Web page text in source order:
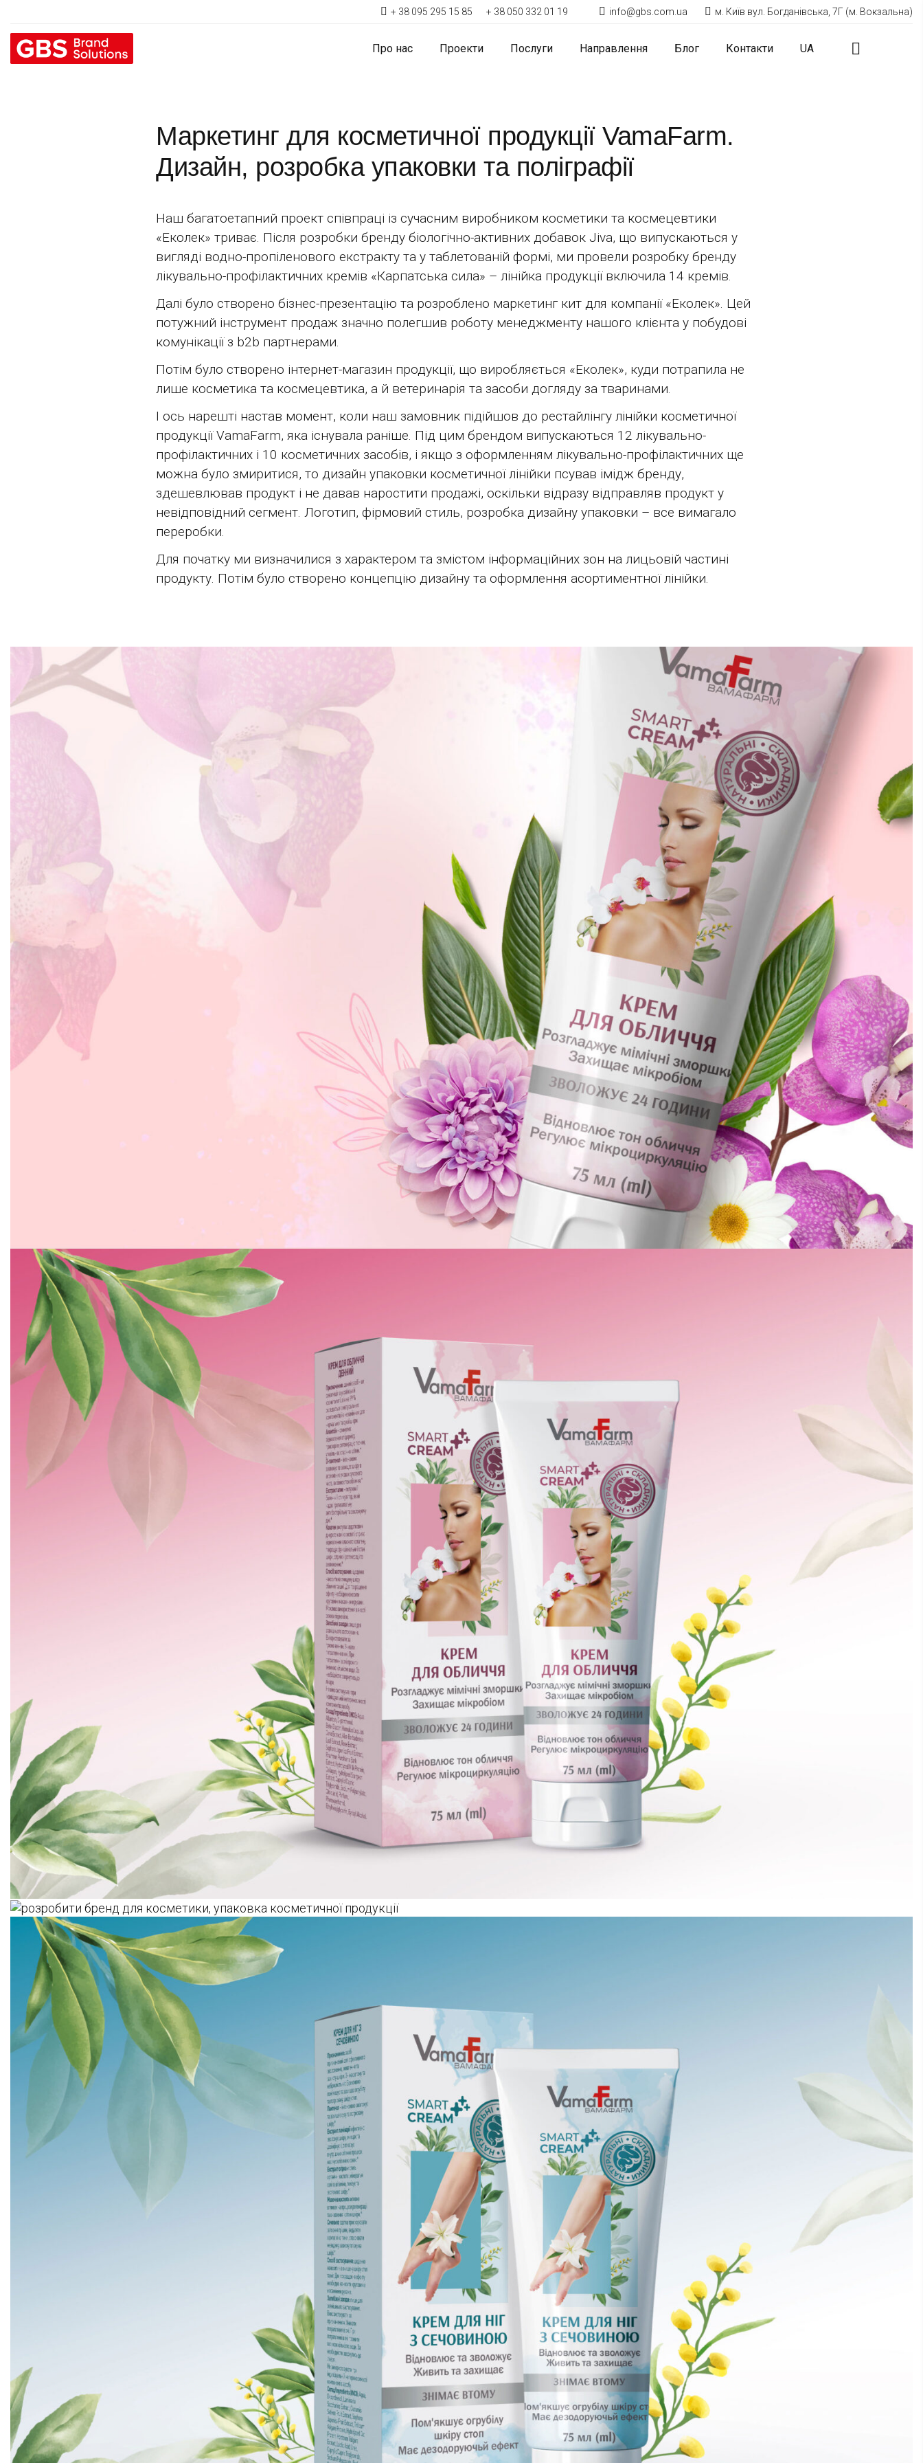
+ 38 095 295 15 85 + 38 050 332 01 19 info@gbs.com.ua м. Київ вул. Богданівська, 7Г (м. Вокзальна)
Про нас Проекти Послуги Направлення Блог Контакти UA
Маркетинг для косметичної продукції VamaFarm.
Дизайн, розробка упаковки та поліграфії
Наш багатоетапний проект співпраці із сучасним виробником косметики та космецевтики
«Еколек» триває. Після розробки бренду біологічно-активних добавок Jiva, що випускаються у
вигляді водно-пропіленового екстракту та у таблетованій формі, ми провели розробку бренду
лікувально-профілактичних кремів «Карпатська сила» – лінійка продукції включила 14 кремів.
Далі було створено бізнес-презентацію та розроблено маркетинг кит для компанії «Еколек». Цей
потужний інструмент продаж значно полегшив роботу менеджменту нашого клієнта у побудові
комунікації з b2b партнерами.
Потім було створено інтернет-магазин продукції, що виробляється «Еколек», куди потрапила не
лише косметика та космецевтика, а й ветеринарія та засоби догляду за тваринами.
І ось нарешті настав момент, коли наш замовник підійшов до рестайлінгу лінійки косметичної
продукції VamaFarm, яка існувала раніше. Під цим брендом випускаються 12 лікувально-
профілактичних і 10 косметичних засобів, і якщо з оформленням лікувально-профілактичних ще
можна було змиритися, то дизайн упаковки косметичної лінійки псував імідж бренду,
здешевлював продукт і не давав наростити продажі, оскільки відразу відправляв продукт у
невідповідний сегмент. Логотип, фірмовий стиль, розробка дизайну упаковки – все вимагало
переробки.
Для початку ми визначилися з характером та змістом інформаційних зон на лицьовій частині
продукту. Потім було створено концепцію дизайну та оформлення асортиментної лінійки.